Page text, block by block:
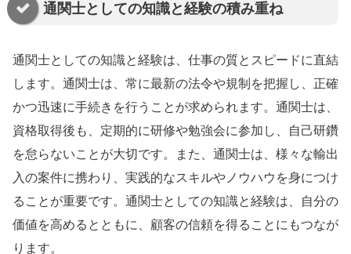
通関士としての知識と経験の積み重ね
通関士としての知識と経験は、仕事の質とスピードに直結
します。通関士は、常に最新の法令や規制を把握し、正確
かつ迅速に手続きを行うことが求められます。通関士は、
資格取得後も、定期的に研修や勉強会に参加し、自己研鑽
を怠らないことが大切です。また、通関士は、様々な輸出
入の案件に携わり、実践的なスキルやノウハウを身につけ
ることが重要です。通関士としての知識と経験は、自分の
価値を高めるとともに、顧客の信頼を得ることにもつなが
ります。